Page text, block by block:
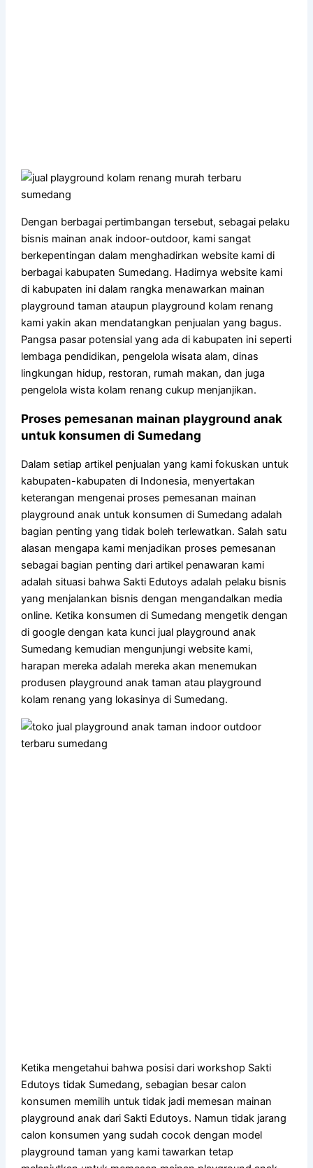
Dengan berbagai pertimbangan tersebut, sebagai pelaku
bisnis mainan anak indoor-outdoor, kami sangat
berkepentingan dalam menghadirkan website kami di
berbagai kabupaten Sumedang. Hadirnya website kami
di kabupaten ini dalam rangka menawarkan mainan
playground taman ataupun playground kolam renang
kami yakin akan mendatangkan penjualan yang bagus.
Pangsa pasar potensial yang ada di kabupaten ini seperti
lembaga pendidikan, pengelola wisata alam, dinas
lingkungan hidup, restoran, rumah makan, dan juga
pengelola wista kolam renang cukup menjanjikan.
Proses pemesanan mainan playground anak
untuk konsumen di Sumedang
Dalam setiap artikel penjualan yang kami fokuskan untuk
kabupaten-kabupaten di Indonesia, menyertakan
keterangan mengenai proses pemesanan mainan
playground anak untuk konsumen di Sumedang adalah
bagian penting yang tidak boleh terlewatkan. Salah satu
alasan mengapa kami menjadikan proses pemesanan
sebagai bagian penting dari artikel penawaran kami
adalah situasi bahwa Sakti Edutoys adalah pelaku bisnis
yang menjalankan bisnis dengan mengandalkan media
online. Ketika konsumen di Sumedang mengetik dengan
di google dengan kata kunci jual playground anak
Sumedang kemudian mengunjungi website kami,
harapan mereka adalah mereka akan menemukan
produsen playground anak taman atau playground
kolam renang yang lokasinya di Sumedang.
Ketika mengetahui bahwa posisi dari workshop Sakti
Edutoys tidak Sumedang, sebagian besar calon
konsumen memilih untuk tidak jadi memesan mainan
playground anak dari Sakti Edutoys. Namun tidak jarang
calon konsumen yang sudah cocok dengan model
playground taman yang kami tawarkan tetap